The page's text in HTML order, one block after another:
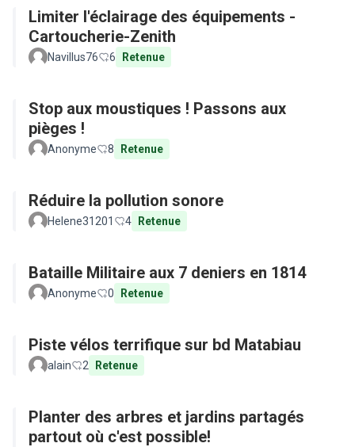
Limiter l'éclairage des équipements -
Cartoucherie-Zenith
Navillus76 6 Retenue
Stop aux moustiques ! Passons aux
pièges !
Anonyme 8 Retenue
Réduire la pollution sonore
Helene31201 4 Retenue
Bataille Militaire aux 7 deniers en 1814
Anonyme 0 Retenue
Piste vélos terrifique sur bd Matabiau
alain 2 Retenue
Planter des arbres et jardins partagés
partout où c'est possible!